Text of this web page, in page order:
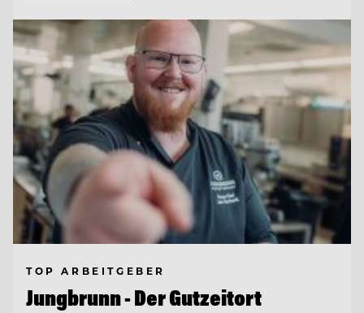
TOP ARBEITGEBER
Jungbrunn - Der Gutzeitort